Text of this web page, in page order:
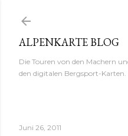
ALPENKARTE BLOG
Die Touren von den Machern
den digitalen Bergsport-Karten.
Juni 26, 2011